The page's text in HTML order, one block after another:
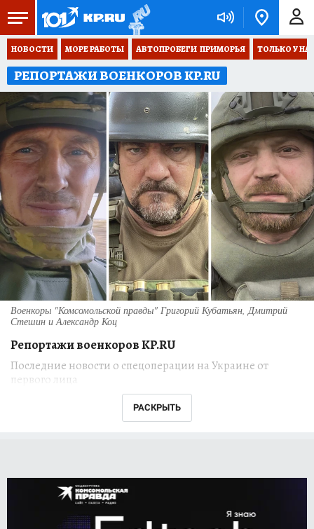
НОВОСТИ МОРЕ РАБОТЫ АВТОПРОБЕГИ  ПРИМОРЬЯ ТОЛЬКО У
РЕПОРТАЖИ ВОЕНКОРОВ KP.RU
Репортажи военкоров KP.RU
Последние новости о спецоперации на Украине от
первого лица
РАСКРЫТЬ
Военкоры "Комсомольской правды" Григорий Кубатьян, Дмитрий
Стешин и Александр Коц
Григорий Кубатьяннаходятся на передовой
российской специальной военной операции
на Украине. Их свежие репортажи из